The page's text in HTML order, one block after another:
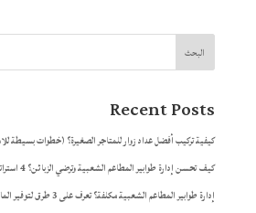
البحث
Recent Posts
كيفية تركيب أفضل عداد زوار للمتاجر الصغيرة؟ (خطوات بسيطة
كيف تحسن إدارة طوابير المطاعم الشعبية وترضي الزبائن؟ 4 استراتيجيات مجربة.
إدارة طوابير المطاعم الشعبية مكلفة؟ تعرف على 3 طرق لتوفير المال!